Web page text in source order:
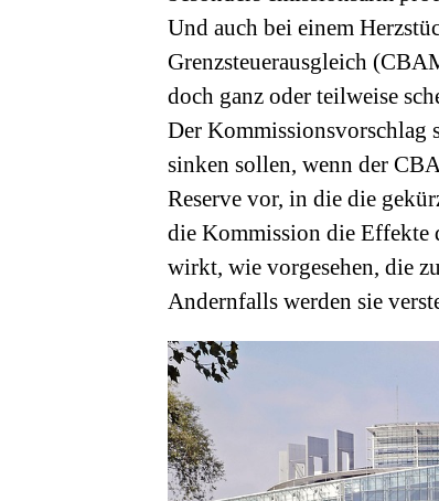
Und auch bei einem
Grenzsteuerausgleich
doch ganz oder teilweise
Der Kommissionsvorschlag
sinken sollen, wenn der
Reserve vor, in die die
die Kommission die Effekte
wirkt, wie vorgesehen, die
Andernfalls werden sie